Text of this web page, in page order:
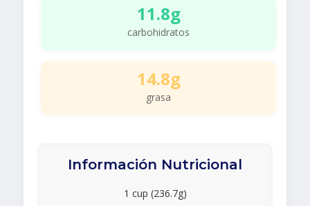
11.8g
carbohidratos
14.8g
grasa
Información Nutricional
1 cup (236.7g)